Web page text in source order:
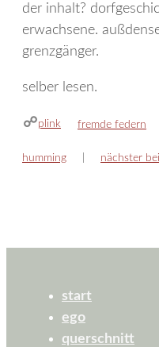
der inhalt?
erwachsene.
grenzgänger.
selber lesen.
plink kategorien
fremde federn
humming nächster
start
ego
querschnitt